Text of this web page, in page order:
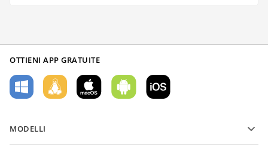
OTTIENI APP GRATUITE
MODELLI